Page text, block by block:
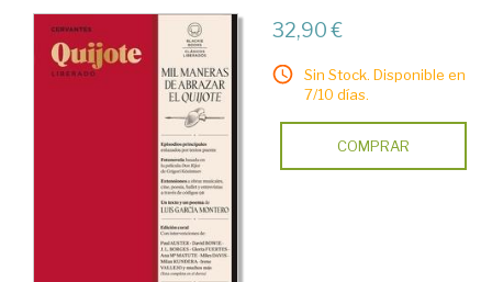
32,90 €
Sin Stock. Disponible en
7/10 días.
COMPRAR